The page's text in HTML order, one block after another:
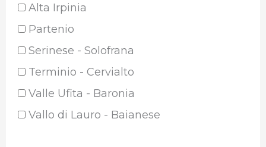
Alta Irpinia
Partenio
Serinese - Solofrana
Terminio - Cervialto
Valle Ufita - Baronia
Vallo di Lauro - Baianese